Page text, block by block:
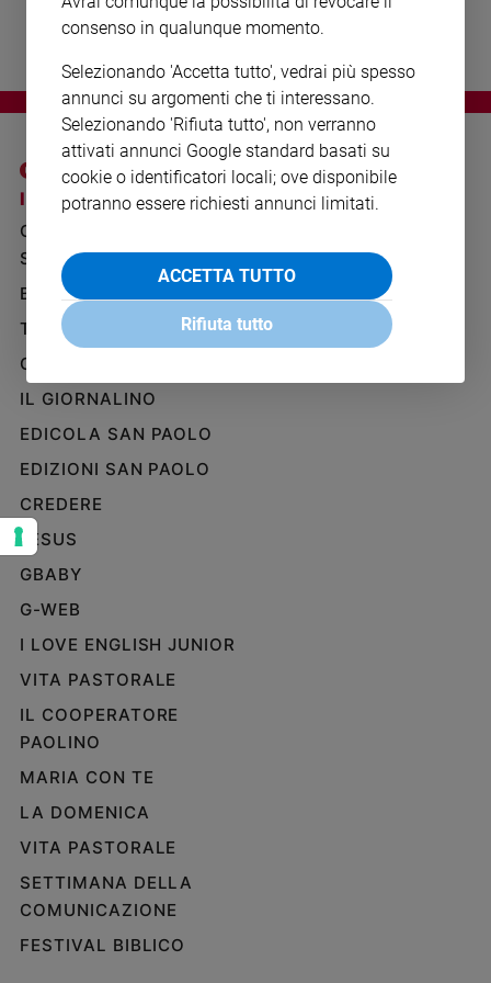
Volontariato
Diritti
Aziende
di
valore
settimana
Migranti
Diversità
inclusione
Costume
Cultura
e
Sanremo
2026
Cinema,
e
streaming
Arte
Famiglia
educazione
Genitori
figli
Coppia
I SITI SAN PAOLO
GRUPPO EDITORIALE
SAN PAOLO
BENESSERE
TELENOVA
GAZZETTA D'ALBA
IL GIORNALINO
EDICOLA SAN PAOLO
EDIZIONI SAN PAOLO
CREDERE
JESUS
GBABY
G-WEB
I LOVE ENGLISH JUNIOR
VITA PASTORALE
IL COOPERATORE
PAOLINO
MARIA CON TE
LA DOMENICA
VITA PASTORALE
SETTIMANA DELLA
COMUNICAZIONE
FESTIVAL BIBLICO
NOTE LEGALI
INFORMATIVA
WHISTLEBLOWING
SOCIAL
consenso in qualunque momento.
Selezionando 'Accetta tutto', vedrai più spesso
annunci su argomenti che ti interessano.
Selezionando 'Rifiuta tutto', non verranno
attivati annunci Google standard basati su
cookie o identificatori locali; ove disponibile
potranno essere richiesti annunci limitati.
ACCETTA TUTTO
Rifiuta tutto